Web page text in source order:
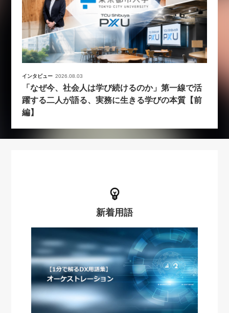
インタビュー 2026.08.03
「なぜ今、社会人は学び続けるのか」第一線で活
躍する二人が語る、実務に生きる学びの本質【前
編】
新着用語